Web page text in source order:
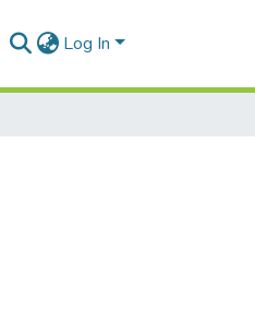
Log In